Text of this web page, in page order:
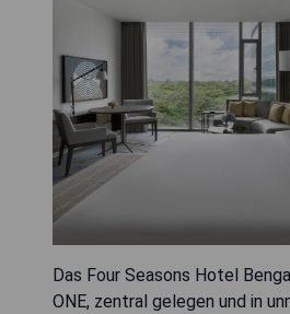
Das Four Seasons Hotel
ONE, zentral gelegen und in